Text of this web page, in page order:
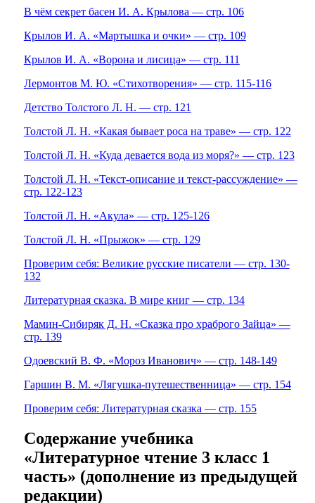
В чём секрет басен И. А. Крылова — стр. 106
Крылов И. А. «Мартышка и очки» — стр. 109
Крылов И. А. «Ворона и лисица» — стр. 111
Лермонтов М. Ю. «Стихотворения» — стр. 115-116
Детство Толстого Л. Н. — стр. 121
Толстой Л. Н. «Какая бывает роса на траве» — стр. 122
Толстой Л. Н. «Куда девается вода из моря?» — стр. 123
Толстой Л. Н. «Текст-описание и текст-рассуждение» —
стр. 122-123
Толстой Л. Н. «Акула» — стр. 125-126
Толстой Л. Н. «Прыжок» — стр. 129
Проверим себя: Великие русские писатели — стр. 130-
132
Литературная сказка. В мире книг — стр. 134
Мамин-Сибиряк Д. Н. «Сказка про храброго Зайца» —
стр. 139
Одоевский В. Ф. «Мороз Иванович» — стр. 148-149
Гаршин В. М. «Лягушка-путешественница» — стр. 154
Проверим себя: Литературная сказка — стр. 155
Содержание учебника
«Литературное чтение 3 класс 1
часть» (дополнение из предыдущей
редакции)